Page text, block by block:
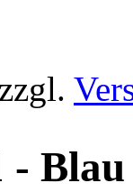
- Blau